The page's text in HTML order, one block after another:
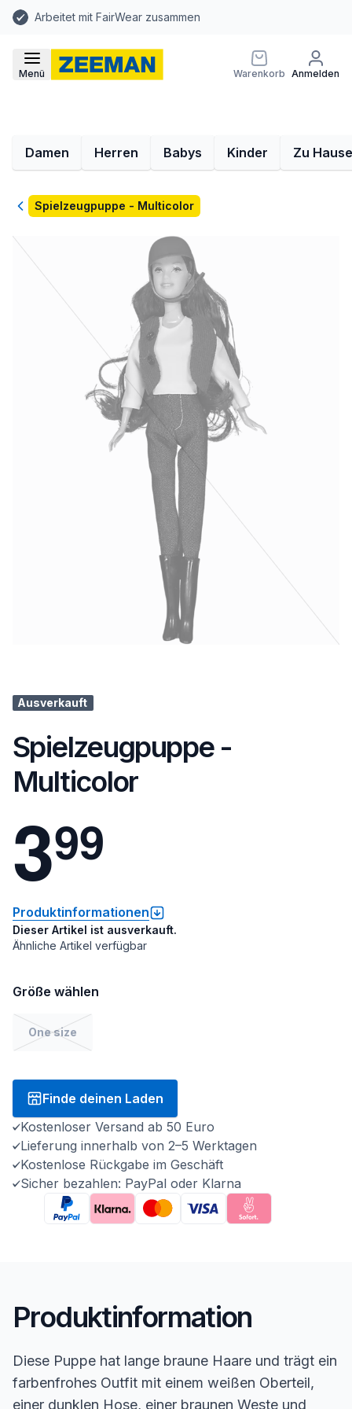
Arbeitet mit FairWear zusammen
Menü Warenkorb Anmelden
Damen Herren Babys Kinder Zu Hause
ZurückSpielzeugpuppe - Multicolor
Ausverkauft
Spielzeugpuppe -
Multicolor
399
Produktinformationen
Dieser Artikel ist ausverkauft.
Ähnliche Artikel verfügbar
Größe wählen
One size
Finde deinen Laden
Kostenloser Versand ab 50 Euro
Lieferung innerhalb von 2–5 Werktagen
Kostenlose Rückgabe im Geschäft
Sicher bezahlen: PayPal oder Klarna
Produktinformation
Diese Puppe hat lange braune Haare und trägt ein
farbenfrohes Outfit mit einem weißen Oberteil,
einer dunklen Hose, einer braunen Weste und